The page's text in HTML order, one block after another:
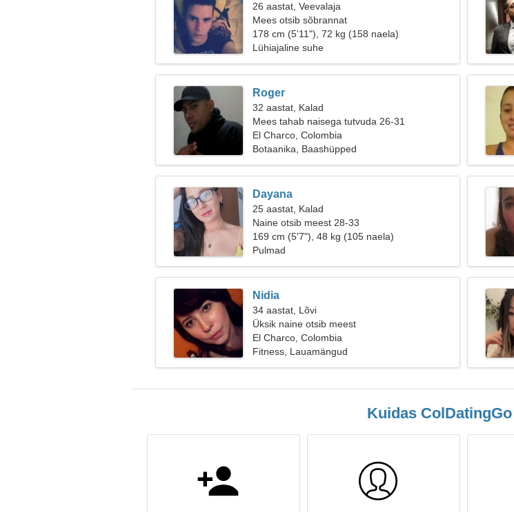
26 aastat, Veevalaja
Mees otsib sõbrannat
178 cm (5'11"), 72 kg (158 naela)
Lühiajaline suhe
Roger
32 aastat, Kalad
Mees tahab naisega tutvuda 26-31
El Charco, Colombia
Botaanika, Baashüpped
Dayana
25 aastat, Kalad
Naine otsib meest 28-33
169 cm (5'7"), 48 kg (105 naela)
Pulmad
Nidia
34 aastat, Lõvi
Üksik naine otsib meest
El Charco, Colombia
Fitness, Lauamängud
Kuidas